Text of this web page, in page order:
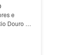
e
Douro e à